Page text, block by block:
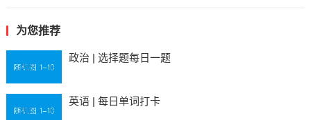
为您推荐
政治 | 选择题每日一题
英语 | 每日单词打卡